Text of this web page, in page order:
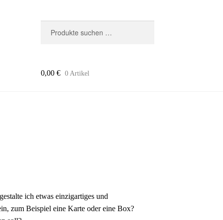
nach:
0,00 € 0 Artikel
ich etwas einzigartiges und
zum Beispiel eine Karte oder eine Box?